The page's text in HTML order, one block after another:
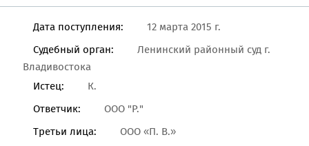
Дата поступления:
12 марта 2015 г.
Судебный орган:
Ленинский районный суд г.
Владивостока
Истец:
К.
Ответчик:
ООО "Р."
Третьи лица:
ООО «П. В.»